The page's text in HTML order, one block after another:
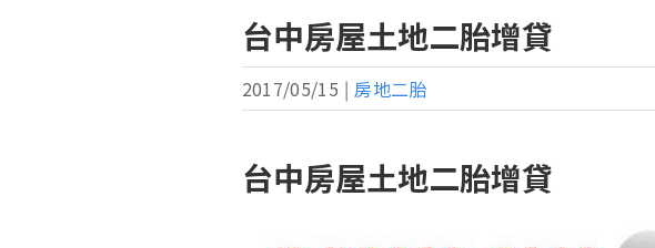
台中房屋土地二胎增貸
2017/05/15 | 房地二胎
台中房屋土地二胎增貸